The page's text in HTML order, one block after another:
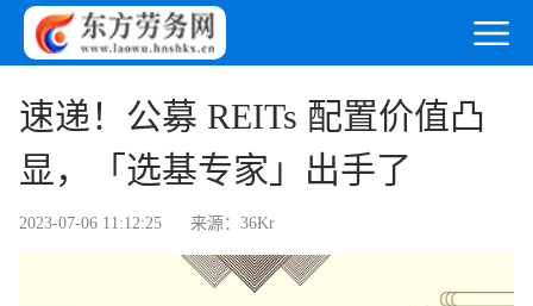
速递！公募 REITs 配置价值凸
显，「选基专家」出手了
2023-07-06 11:12:25 来源：36Kr